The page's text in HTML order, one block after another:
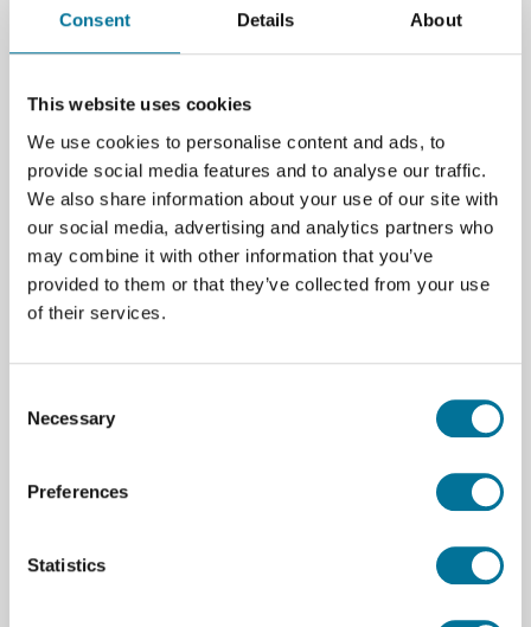
Consent Details About
This website uses cookies
We use cookies to personalise content and ads, to
provide social media features and to analyse our traffic.
We also share information about your use of our site with
our social media, advertising and analytics partners who
may combine it with other information that you’ve
provided to them or that they’ve collected from your use
of their services.
Selection
Necessary
Preferences
Statistics
Artikelnummer: 100387
Zum Warenkorb hinzufügen
Der Propeller benötigt vier AA-Batterien (nicht im